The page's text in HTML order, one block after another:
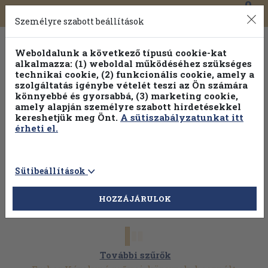
Toggle
navigation
0
Válogasson több mint 1.000.000 kiadványunk közül
100% kedvezménnyel!
További szűrők
Személyre szabott beállítások
Weboldalunk a következő típusú cookie-kat
alkalmazza: (1) weboldal működéséhez szükséges
technikai cookie, (2) funkcionális cookie, amely a
szolgáltatás igénybe vételét teszi az Ön számára
könnyebbé és gyorsabbá, (3) marketing cookie,
amely alapján személyre szabott hirdetésekkel
kereshetjük meg Önt. A sütiszabályzatunkat itt
érheti el.
Sütibeállítások
HOZZÁJÁRULOK